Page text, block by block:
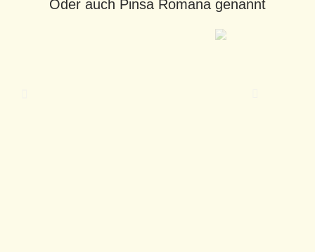
Oder auch Pinsa Romana genannt